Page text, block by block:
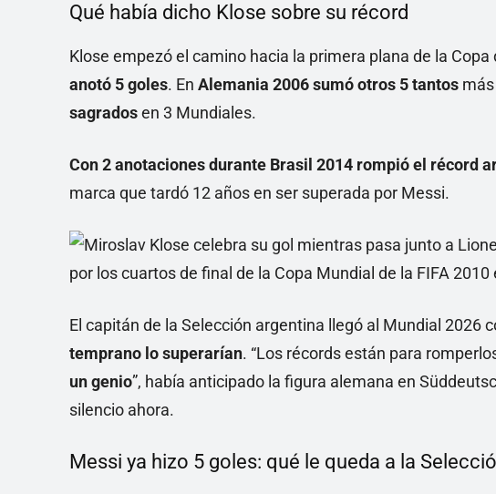
Qué había dicho Klose sobre su récord
Klose empezó el camino hacia la primera plana de la Copa
anotó 5 goles. En Alemania 2006 sumó otros 5 tantos
sagradosen 3 Mundiales.
Con 2 anotaciones durante Brasil 2014 rompió el récord
marca que tardó 12 años en ser superada por Messi.
El capitán de la Selección argentina llegó al Mundial 2026
temprano lo superarían. “Los récords están para
un genio”, había anticipado la figura alemana en
silencio ahora.
Messi ya hizo 5 goles: qué le queda a la